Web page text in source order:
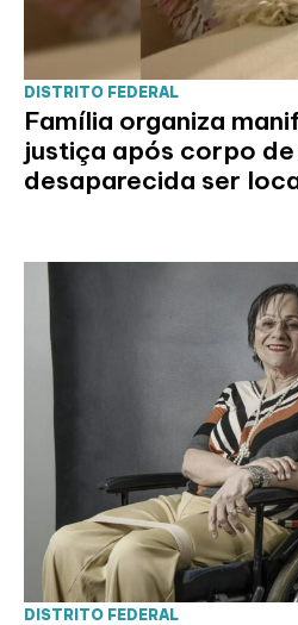
DISTRITO FEDERAL
Família organiza
justiça após corpo
desaparecida ser
DISTRITO FEDERAL